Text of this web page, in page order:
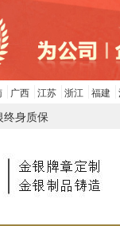
广西 江苏 浙江 福建
身质保